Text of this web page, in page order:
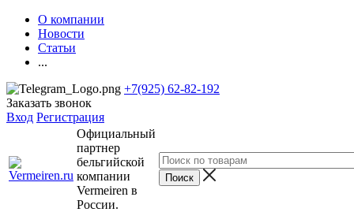
О компании
Новости
Статьи
...
+7(925) 62-82-192
Заказать звонок
Вход Регистрация
Официальный
партнер
бельгийской
компании
Vermeiren в
России.